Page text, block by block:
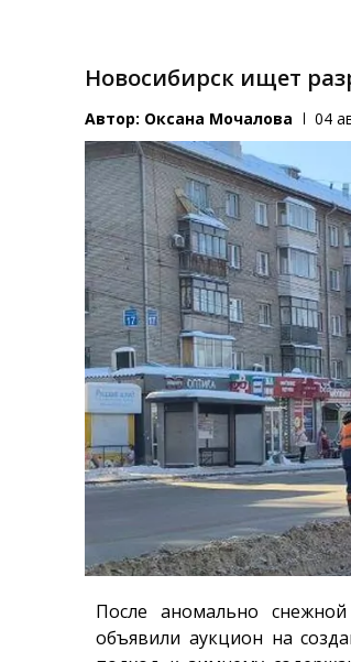
Новосибирск ищет
Автор: Оксана Мочалова 04
После аномально
объявили аукцион на